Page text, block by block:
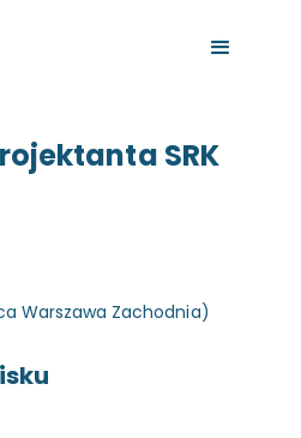
SRK
Warszawa Zachodnia)